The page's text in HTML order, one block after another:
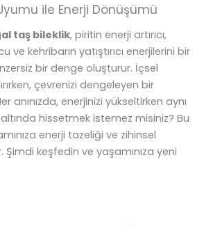
ile Enerji Dönüşümü
taş bileklik, piritin enerji artırıcı,
ve kehribarın yatıştırıcı enerjilerini bir
bir denge oluşturur. İçsel
çevrenizi dengeleyen bir
anınızda, enerjinizi yükseltirken aynı
hissetmek istemez misiniz? Bu
enerji tazeliği ve zihinsel
Şimdi keşfedin ve yaşamınıza yeni